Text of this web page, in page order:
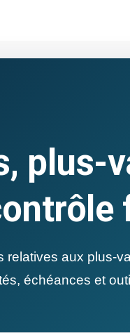
plus-
relatives aux plus-
échéances et